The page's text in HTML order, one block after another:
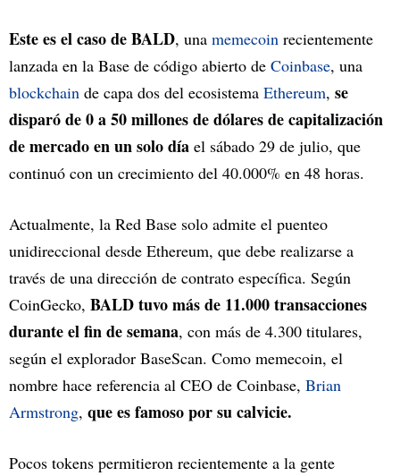
Este es el caso de BALD, una memecoin recientemente
lanzada en la Base de código abierto de Coinbase, una
blockchain de capa dos del ecosistema Ethereum, se
disparó de 0 a 50 millones de dólares de capitalización
de mercado en un solo día el sábado 29 de julio, que
continuó con un crecimiento del 40.000% en 48 horas.
Actualmente, la Red Base solo admite el puenteo
unidireccional desde Ethereum, que debe realizarse a
través de una dirección de contrato específica. Según
CoinGecko, BALD tuvo más de 11.000 transacciones
durante el fin de semana, con más de 4.300 titulares,
según el explorador BaseScan. Como memecoin, el
nombre hace referencia al CEO de Coinbase, Brian
Armstrong, que es famoso por su calvicie.
Pocos tokens permitieron recientemente a la gente